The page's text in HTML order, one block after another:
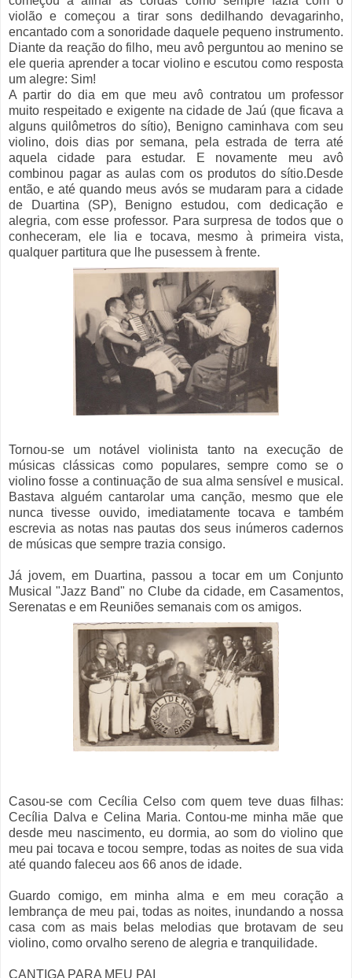
violão e começou a tirar sons dedilhando devagarinho,
encantado com a sonoridade daquele pequeno instrumento.
Diante da reação do filho, meu avô perguntou ao menino se
ele queria aprender a tocar violino e escutou como resposta
um alegre: Sim!
A partir do dia em que meu avô contratou um professor
muito respeitado e exigente na cidade de Jaú (que ficava a
alguns quilômetros do sítio), Benigno caminhava com seu
violino, dois dias por semana, pela estrada de terra até
aquela cidade para estudar. E novamente meu avô
combinou pagar as aulas com os produtos do sítio.Desde
então, e até quando meus avós se mudaram para a cidade
de
Duartina (SP), Benigno estudou, com dedicação e
alegria, com esse professor. Para surpresa de todos que o
conheceram, ele lia e tocava, mesmo à primeira vista,
qualquer partitura que lhe pusessem à frente.
Tornou-se um notável violinista tanto na execução de
músicas clássicas como populares, sempre como se o
violino fosse a continuação de sua alma sensível e musical.
Bastava alguém cantarolar uma canção, mesmo que ele
nunca tivesse ouvido, imediatamente tocava e também
escrevia as notas nas pautas dos seus inúmeros cadernos
de músicas que sempre trazia consigo.
Já jovem, em Duartina, passou a tocar em um Conjunto
Musical "Jazz Band" no Clube da cidade, em Casamentos,
Serenatas e em Reuniões semanais com os amigos.
Casou-se com Cecília Celso com quem teve duas filhas:
Cecília Dalva e Celina Maria. Contou-me minha mãe que
desde meu nascimento, eu dormia, ao som do violino que
meu pai tocava e tocou sempre, todas as noites de sua vida
até quando faleceu aos 66 anos de idade.
Guardo comigo, em minha alma e em meu coração a
lembrança de meu pai, todas as noites, inundando a nossa
casa com as mais belas melodias que brotavam de seu
violino, como orvalho sereno de alegria e tranquilidade.
CANTIGA PARA MEU PAI